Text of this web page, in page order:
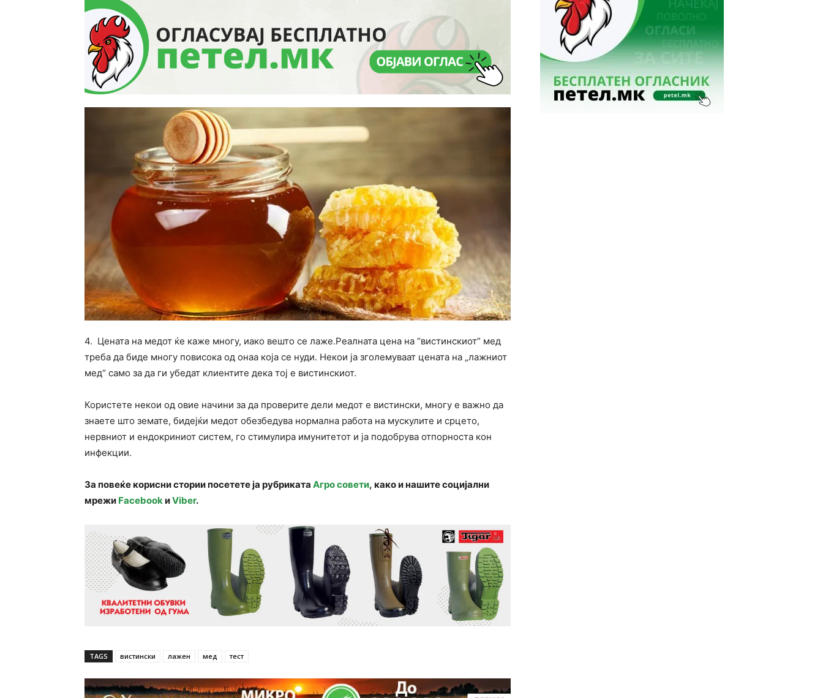
4. Цената на медот ќе каже многу, иако вешто се лаже.Реалната цена на “вистинскиот” мед
треба да биде многу повисока од онаа која се нуди. Некои ја зголемуваат цената на „лажниот
мед“ само за да ги убедат клиентите дека тој е вистинскиот.
Користете некои од овие начини за да проверите дели медот е вистински, многу е важно да
знаете што земате, бидејќи медот обезбедува нормална работа на мускулите и срцето,
нервниот и ендокриниот систем, го стимулира имунитетот и ја подобрува отпорноста кон
инфекции.
За повеќе корисни стории посетете ја рубриката Агро совети, како и нашите социјални
мрежи FacebookиViber.
TAGS вистински лажен мед тест